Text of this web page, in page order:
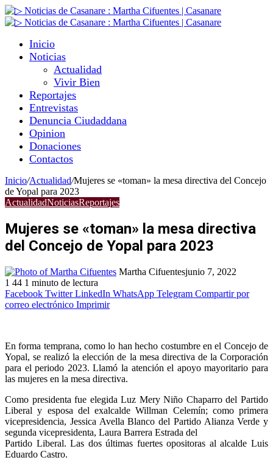
Inicio
Noticias
Actualidad
Vivir Bien
Reportajes
Entrevistas
Denuncia Ciudaddana
Opinion
Donaciones
Contactos
Inicio/Actualidad/Mujeres se «toman» la mesa directiva del Concejo
de Yopal para 2023
ActualidadNoticiasReportajes
Mujeres se «toman» la mesa directiva
del Concejo de Yopal para 2023
Martha Cifuentesjunio 7, 2022
1 44 1 minuto de lectura
Facebook Twitter LinkedIn WhatsApp Telegram Compartir por
correo electrónico Imprimir
En forma temprana, como lo han hecho costumbre en el Concejo de
Yopal, se realizó la elección de la mesa directiva de la Corporación
para el periodo 2023. Llamó la atención el apoyo mayoritario para
las mujeres en la mesa directiva.
Como presidenta fue elegida Luz Mery Niño Chaparro del Partido
Liberal y esposa del exalcalde Willman Celemín; como primera
vicepresidencia, Jessica Avella Blanco del Partido Alianza Verde y
segunda vicepresidenta, Laura Barrera Estrada del
Partido Liberal. Las dos últimas fuertes opositoras al alcalde Luis
Eduardo Castro.